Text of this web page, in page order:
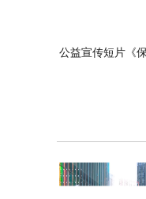
公益宣传短片《